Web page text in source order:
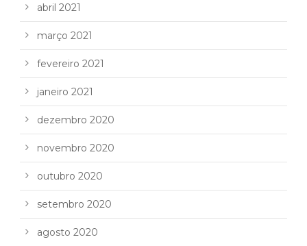
abril 2021
março 2021
fevereiro 2021
janeiro 2021
dezembro 2020
novembro 2020
outubro 2020
setembro 2020
agosto 2020